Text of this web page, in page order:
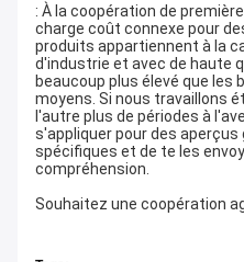
: À la coopération de
charge coût connexe pour
produits appartiennent à la
d'industrie et avec de haute
beaucoup plus élevé que les
moyens. Si nous travaillons
l'autre plus de périodes à
s'appliquer pour des
spécifiques et de te les
compréhension.
Souhaitez une coopération